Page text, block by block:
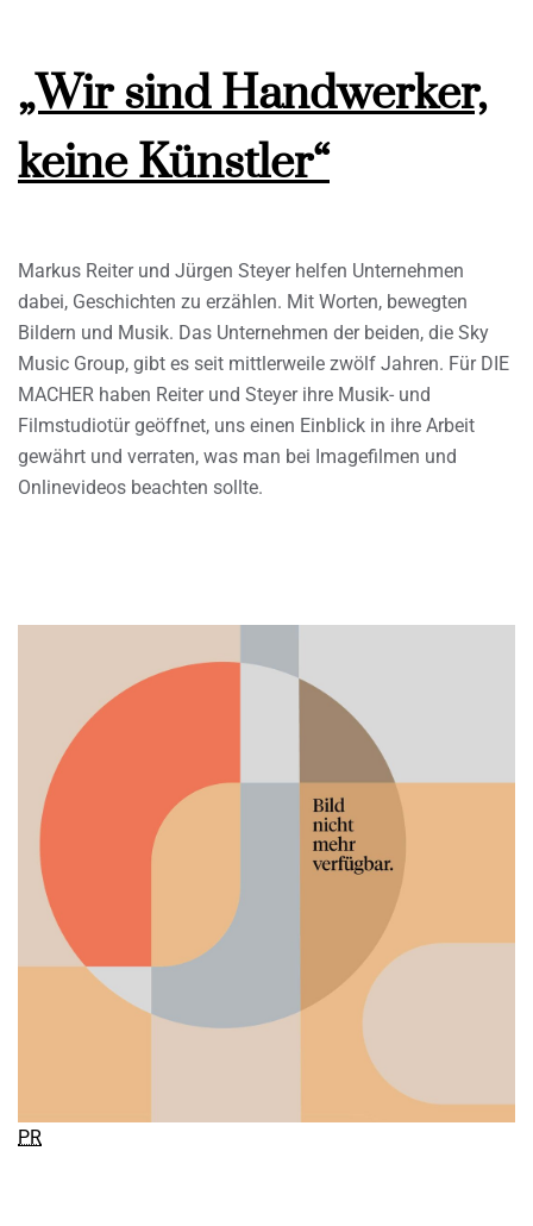
„Wir sind Handwerker,
keine Künstler“
Markus Reiter und Jürgen Steyer helfen Unternehmen
dabei, Geschichten zu erzählen. Mit Worten, bewegten
Bildern und Musik. Das Unternehmen der beiden, die Sky
Music Group, gibt es seit mittlerweile zwölf Jahren. Für DIE
MACHER haben Reiter und Steyer ihre Musik- und
Filmstudiotür geöffnet, uns einen Einblick in ihre Arbeit
gewährt und verraten, was man bei Imagefilmen und
Onlinevideos beachten sollte.
PR